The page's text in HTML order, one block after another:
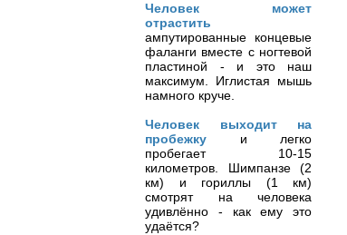
Человек может
отрастить
ампутированные концевые
фаланги вместе с ногтевой
пластиной - и это наш
максимум. Иглистая мышь
намного круче.
Человек выходит на
пробежку и легко
пробегает 10-15
километров. Шимпанзе (2
км) и гориллы (1 км)
смотрят на человека
удивлённо - как ему это
удаётся?